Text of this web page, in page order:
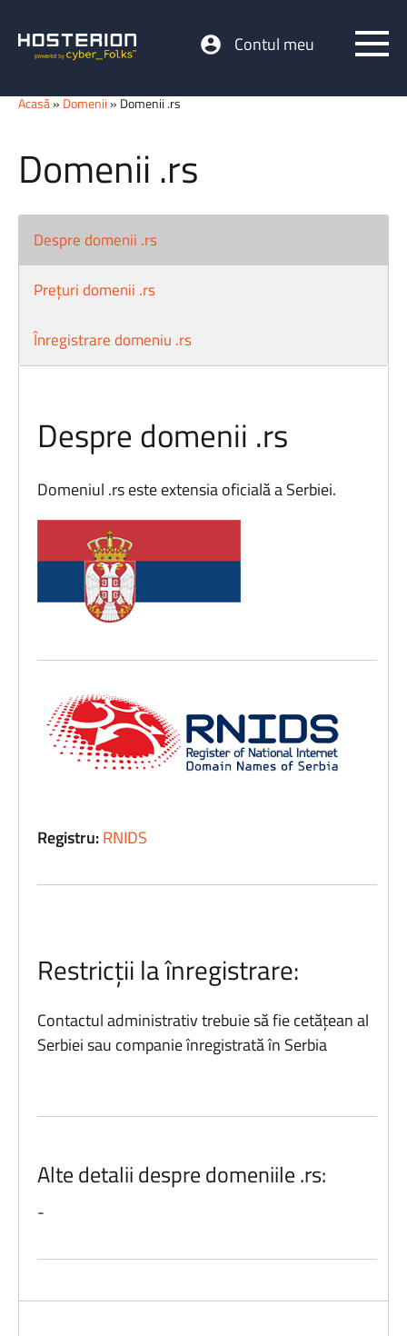
Contul meu
Acasă» Domenii » Domenii .rs
Domenii .rs
Despre domenii .rs
Prețuri domenii .rs
Înregistrare domeniu .rs
Despre domenii .rs
Domeniul .rs este extensia oficială a Serbiei.
Registru:RNIDS
Restricții la înregistrare:
Contactul administrativ trebuie să fie cetățean al
Serbiei sau companie înregistrată în Serbia
Alte detalii despre domeniile .rs:
-